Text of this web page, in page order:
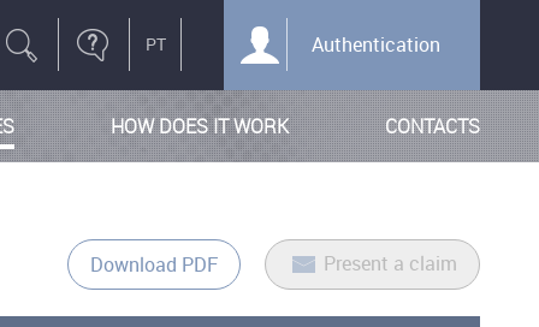
Authentication
HOW DOES IT WORK CONTACTS
Present a claim
Download PDF